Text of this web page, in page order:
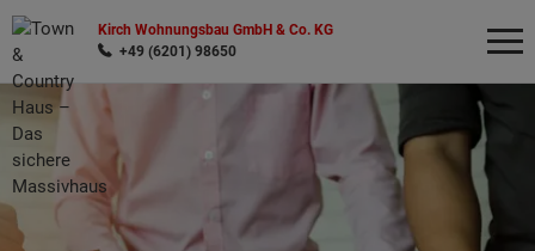
Kirch Wohnungsbau GmbH & Co. KG
+49 (6201) 98650
Wonach möchten Sie suchen?